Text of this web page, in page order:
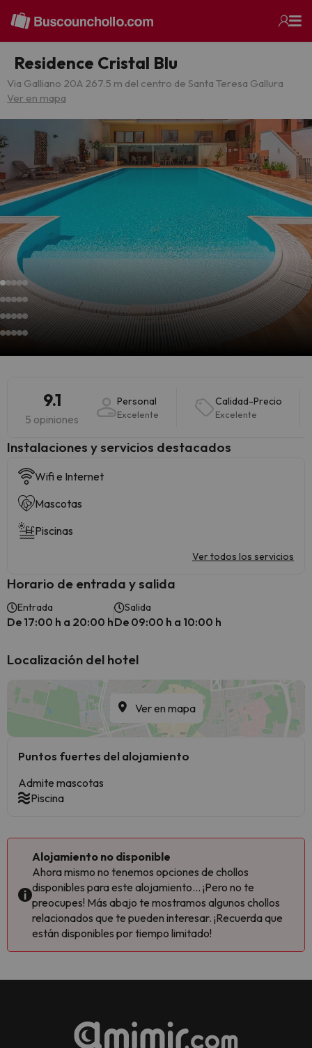
Residence Cristal Blu
Via Galliano 20A 267.5 m del centro de Santa Teresa Gallura
Ver en mapa
9.1
5 opiniones
Personal
Excelente
Calidad-Precio
Excelente
Instalaciones y servicios destacados
Wifi e Internet
Mascotas
Piscinas
Ver todos los servicios
Horario de entrada y salida
Entrada
De 17:00 h a 20:00 h
Salida
De 09:00 h a 10:00 h
Localización del hotel
Ver en mapa
Puntos fuertes del alojamiento
Admite mascotas
Piscina
Alojamiento no disponible
Ahora mismo no tenemos opciones de chollos
disponibles para este alojamiento... ¡Pero no te
preocupes! Más abajo te mostramos algunos chollos
relacionados que te pueden interesar. ¡Recuerda que
están disponibles por tiempo limitado!